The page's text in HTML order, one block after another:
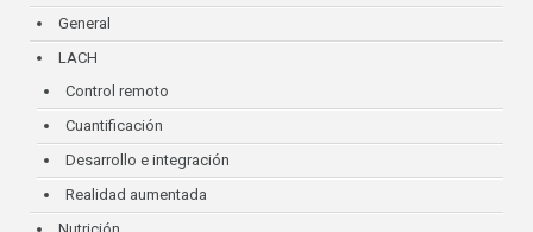
General
LACH
Control remoto
Cuantificación
Desarrollo e integración
Realidad aumentada